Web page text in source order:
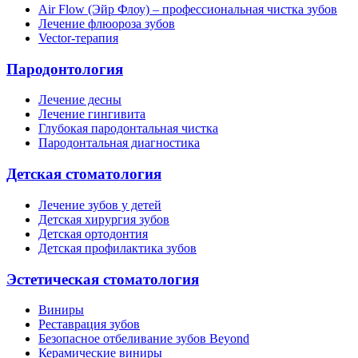
Air Flow (Эйр Флоу) – профессиональная чистка зубов
Лечение флюороза зубов
Vector-терапия
Пародонтология
Лечение десны
Лечение гингивита
Глубокая пародонтальная чистка
Пародонтальная диагностика
Детская стоматология
Лечение зубов у детей
Детская хирургия зубов
Детская ортодонтия
Детская профилактика зубов
Эстетическая стоматология
Виниры
Реставрация зубов
Безопасное отбеливание зубов Beyond
Керамические виниры